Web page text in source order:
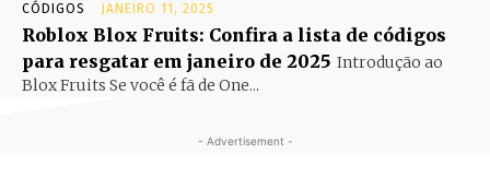
CÓDIGOS JANEIRO 11, 2025
Roblox Blox Fruits: Confira a lista de códigos
para resgatar em janeiro de 2025 Introdução ao
Blox Fruits Se você é fã de One...
- Advertisement -